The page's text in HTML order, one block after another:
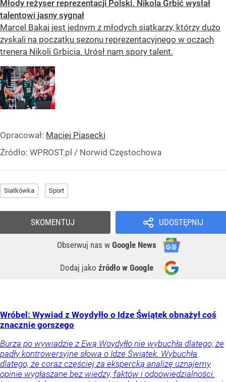
Młody reżyser reprezentacji Polski. Nikola Grbić wysłał
talentowi jasny sygnał
Marcel Bakaj jest jednym z młodych siatkarzy, którzy dużo
zyskali na początku sezonu reprezentacyjnego w oczach
trenera Nikoli Grbicia. Urósł nam spory talent.
Opracował: Maciej Piasecki
Źródło: WPROST.pl / Norwid Częstochowa
Siatkówka Sport
UDOSTĘPNIJ
Obserwuj nas w Google News
Dodaj jako źródło w Google
SKOMENTUJ
Wróbel: Wywiad z Woydyłło o Idze Świątek obnażył coś
znacznie gorszego
Burza po wywiadzie z Ewą Woydyłło nie wybuchła dlatego, że
padły kontrowersyjne słowa o Idze Świątek. Wybuchła
dlatego, że coraz częściej za ekspercką analizę uznajemy
opinie wygłaszane bez wiedzy, faktów i odpowiedzialności.